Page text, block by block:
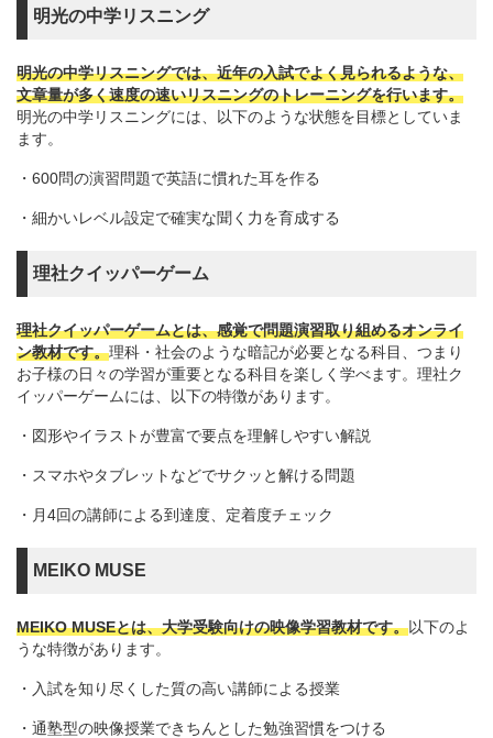
明光の中学リスニング
明光の中学リスニングでは、近年の入試でよく見られるような、
文章量が多く速度の速いリスニングのトレーニングを行います。
明光の中学リスニングには、以下のような状態を目標としていま
ます。
・600問の演習問題で英語に慣れた耳を作る
・細かいレベル設定で確実な聞く力を育成する
理社クイッパーゲーム
理社クイッパーゲームとは、感覚で問題演習取り組めるオンライ
ン教材です。理科・社会のような暗記が必要となる科目、つまり
お子様の日々の学習が重要となる科目を楽しく学べます。理社ク
イッパーゲームには、以下の特徴があります。
・図形やイラストが豊富で要点を理解しやすい解説
・スマホやタブレットなどでサクッと解ける問題
・月4回の講師による到達度、定着度チェック
MEIKO MUSE
MEIKO MUSEとは、大学受験向けの映像学習教材です。以下のよ
うな特徴があります。
・入試を知り尽くした質の高い講師による授業
・通塾型の映像授業できちんとした勉強習慣をつける